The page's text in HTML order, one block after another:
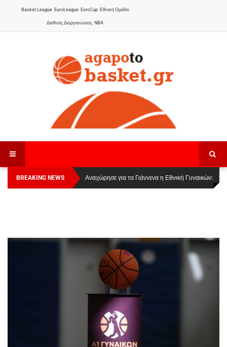
Basket League EuroLeague EuroCup Εθνική Ομάδα
Διεθνείς Διοργανώσεις NBA
BREAKING NEWS
Οι Πάνθηρες Καβάλας στην Women Basketball
League 1
Αναχώρησε για τα Γιάννενα η Εθνική Γυναικών: